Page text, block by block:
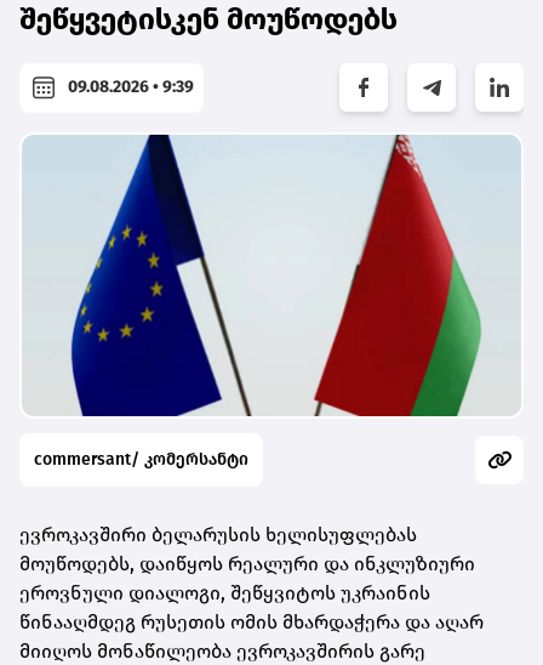
შეწყვეტისკენ მოუწოდებს
09.08.2026 • 9:39
commersant/ კომერსანტი
ევროკავშირი ბელარუსის ხელისუფლებას
მოუწოდებს, დაიწყოს რეალური და ინკლუზიური
ეროვნული დიალოგი, შეწყვიტოს უკრაინის
წინააღმდეგ რუსეთის ომის მხარდაჭერა და აღარ
მიიღოს მონაწილეობა ევროკავშირის გარე